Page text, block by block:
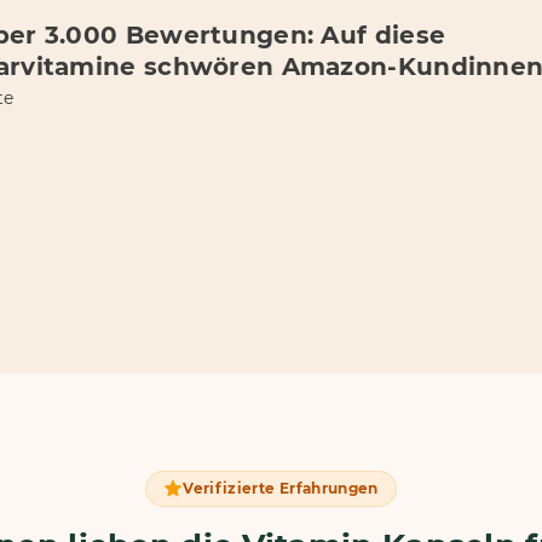
3.000 Bewertungen: Auf diese
schwören Amazon-
Verifizierte Erfahrungen